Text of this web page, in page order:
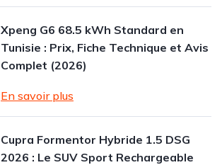
Xpeng G6 68.5 kWh Standard en
Tunisie : Prix, Fiche Technique et Avis
Complet (2026)
En savoir plus
Cupra Formentor Hybride 1.5 DSG
2026 : Le SUV Sport Rechargeable